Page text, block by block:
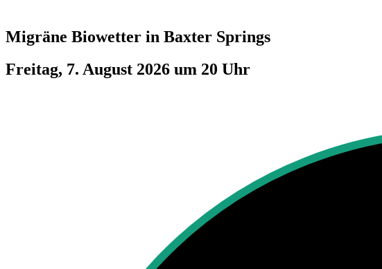
Migräne Biowetter in Baxter Springs
Freitag, 7. August 2026 um 20 Uhr